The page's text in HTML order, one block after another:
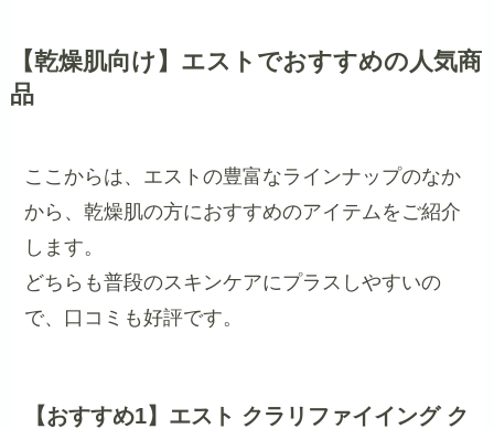
【乾燥肌向け】エストでおすすめの人気商
品
ここからは、エストの豊富なラインナップのなか
から、乾燥肌の方におすすめのアイテムをご紹介
します。
どちらも普段のスキンケアにプラスしやすいの
で、口コミも好評です。
【おすすめ1】エスト クラリファイイング ク